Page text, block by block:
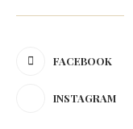
FACEBOOK
INSTAGRAM